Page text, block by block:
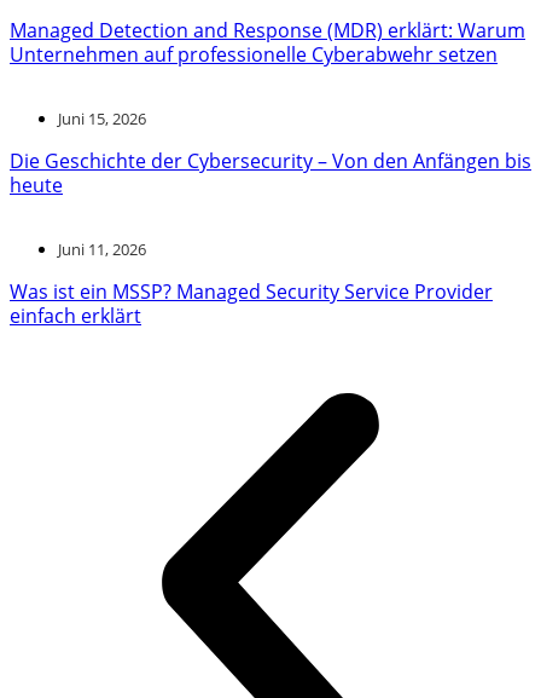
Managed Detection and Response (MDR) erklärt: Warum
Unternehmen auf professionelle Cyberabwehr setzen
Juni 15, 2026
Die Geschichte der Cybersecurity – Von den Anfängen bis
heute
Juni 11, 2026
Was ist ein MSSP? Managed Security Service Provider
einfach erklärt